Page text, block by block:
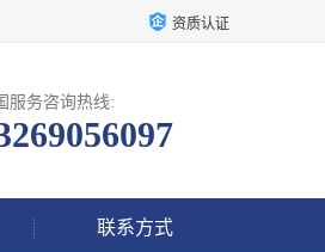
资质认证
服务咨询热线:
联系方式